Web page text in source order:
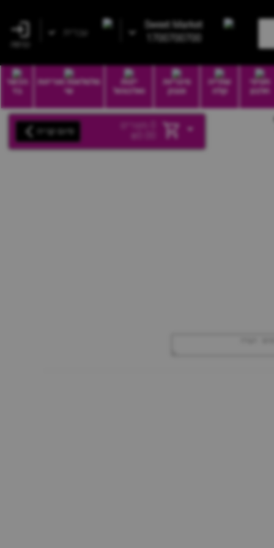
עברית
Sweet Market
1700700700
חטיפי
חלבון
שתייה
קלה
סיגריות
וטבק
יינות
ואלכוהול
סלסלאות ואריזות
שי
הכשר
בד
מוצרים
₪ סיום קנייה